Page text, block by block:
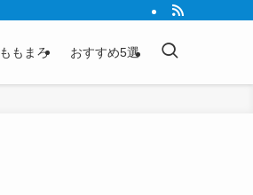
ももまろ おすすめ5選